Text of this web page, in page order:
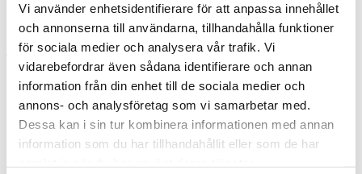
Vi använder enhetsidentifierare för att anpassa innehållet
och annonserna till användarna, tillhandahålla funktioner
för sociala medier och analysera vår trafik. Vi
vidarebefordrar även sådana identifierare och annan
information från din enhet till de sociala medier och
annons- och analysföretag som vi samarbetar med.
Dessa kan i sin tur kombinera informationen med annan
information som du har tillhandahållit eller som de har
10 portioner som del av en avsmakningsmeny, 4-6 portioner som
fristående rätt
Tapioka chips med alger
1 dl Tapiokapärlor
4 dl Vatten
2 g Salt
50 g Torkade alger (Torka på 80°C i 1 timme)